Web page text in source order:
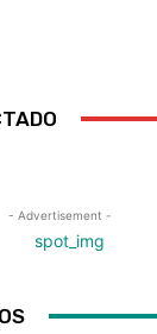
- Advertisement -